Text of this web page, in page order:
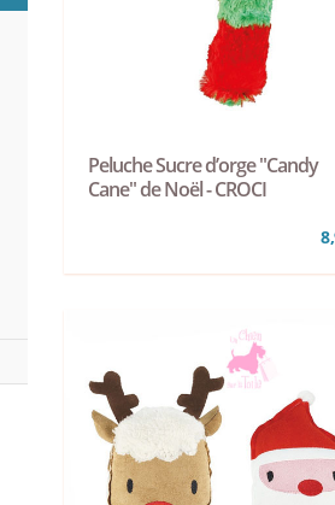
Peluche Sucre d’orge "Candy
Cane" de Noël - CROCI